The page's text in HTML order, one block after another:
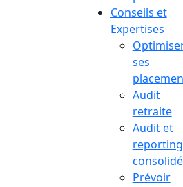
Conseils et
Expertises
ses
Audit
retraite
Audit et
reporting
Prévoir